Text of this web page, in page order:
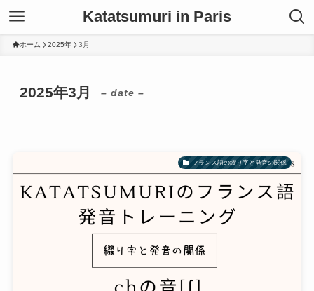
Katatsumuri in Paris
ホーム 2025年 3月
2025年3月 – date –
フランス語の綴り字と発音の関係